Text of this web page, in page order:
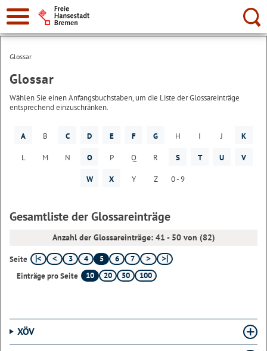
Suche:
Glossar
Glossar
Wählen Sie einen Anfangsbuchstaben, um die Liste der Glossareinträge
entsprechend einzuschränken.
A B C D E F G H I J K
L M N O P Q R S T U V
W X Y Z 0 - 9
Gesamtliste der Glossareinträge
Anzahl der Glossareinträge: 41 - 50 von (82)
Seite 3 4 5 6
7
Einträge pro Seite
10 20 50 100
XÖV